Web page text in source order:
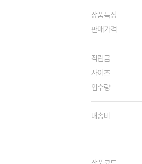
상품특징
판매가격
적립금
사이즈
입수량
배송비